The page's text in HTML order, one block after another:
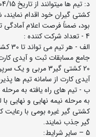
کشتی گیران خود اقدام
بود، ضمناً فرصت اعلام آمادگی تیم ها تا
4 - تعداد شرکت کننده :
جامع مسابقات ثبت و آیدی
20 کشتی گیر3
آیدی کارت از سامانه تیم ها
ب - تیم های راه یافته به
گیر جذب نمایند.
5 – سایر شرایط: